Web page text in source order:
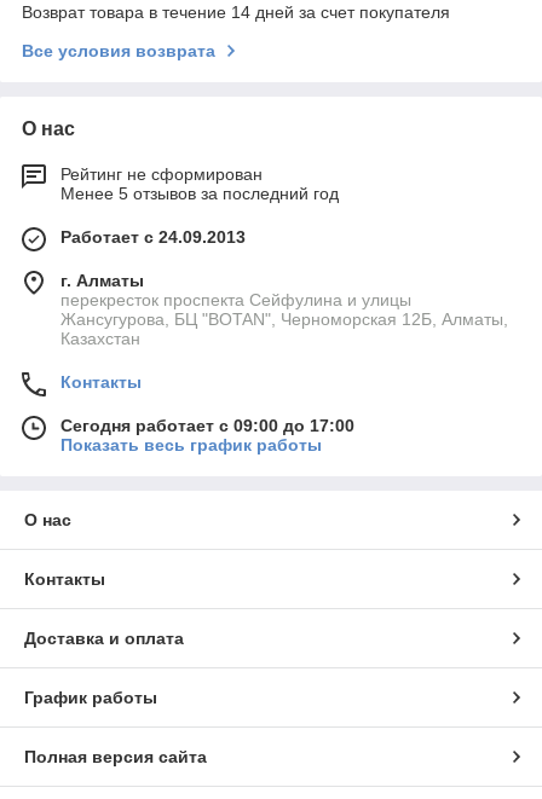
Возврат товара в течение 14 дней за счет покупателя
Все условия возврата
О нас
Рейтинг не сформирован
Менее 5 отзывов за последний год
Работает с 24.09.2013
г. Алматы
перекресток проспекта Сейфулина и улицы
Жансугурова, БЦ "BOTAN", Черноморская 12Б, Алматы,
Казахстан
Контакты
Сегодня работает с 09:00 до 17:00
Показать весь график работы
О нас
Контакты
Доставка и оплата
График работы
Полная версия сайта